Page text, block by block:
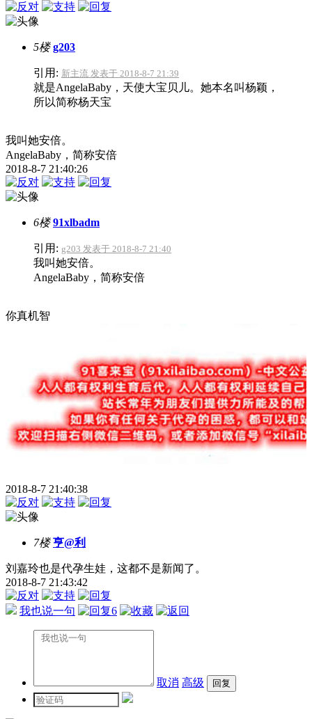
5楼 g203
引用: 新主流 发表于 2018-8-7 21:39
就是AngelaBaby，天使大宝贝儿。她本名叫杨颖，
所以简称杨天宝
我叫她安倍。
AngelaBaby，简称安倍
2018-8-7 21:40:26
6楼 91xlbadm
引用: g203 发表于 2018-8-7 21:40
我叫她安倍。
AngelaBaby，简称安倍
你真机智
2018-8-7 21:40:38
7楼 亨@利
刘嘉玲也是代孕生娃，这都不是新闻了。
2018-8-7 21:43:42
我也说一句 6
取消 高级